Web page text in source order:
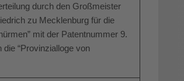
durch den Großmeister
zu Mecklenburg für die
mit der Patentnummer 9.
“Provinzialloge von